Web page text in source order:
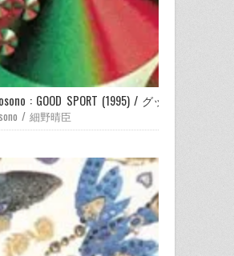
: GOOD SPORT (1995) / グッド・スポーツ
/ 細野晴臣